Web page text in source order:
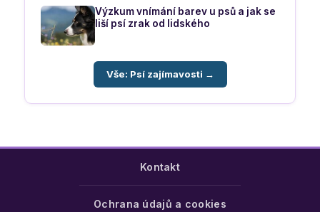
Výzkum vnímání barev u psů a jak se
liší psí zrak od lidského
Vše: Psí zajímavosti →
Kontakt
Ochrana údajů a cookies